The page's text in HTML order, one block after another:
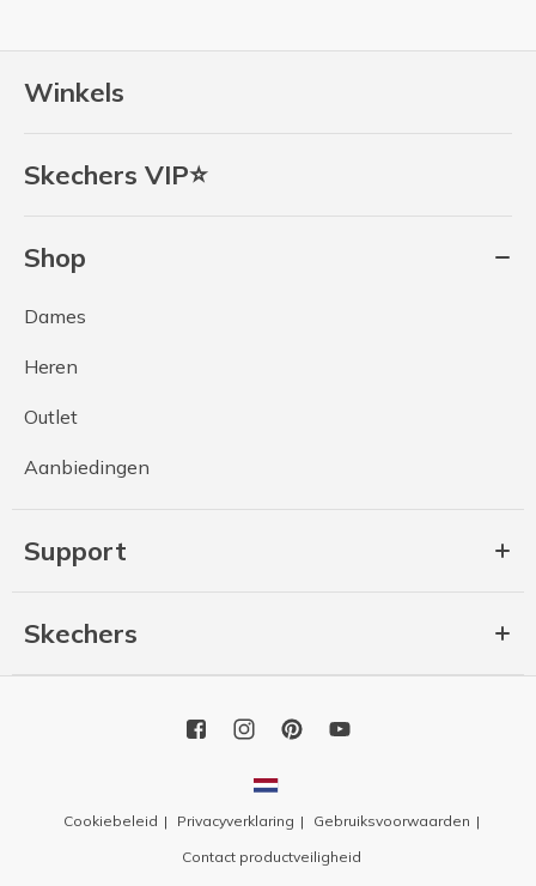
Winkels
Skechers VIP⭐
Shop
Dames
Heren
Outlet
Aanbiedingen
Support
Skechers
Cookiebeleid Privacyverklaring
Gebruiksvoorwaarden
Contact productveiligheid